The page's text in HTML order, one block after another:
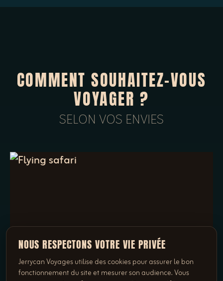
NOUS RESPECTONS VOTRE VIE PRIVÉE
Jerrycan Voyages utilise des cookies pour assurer le bon
fonctionnement du site et mesurer son audience. Vous
COMMENT SOUHAITEZ-VOUS
VOYAGER ?
SELON VOS ENVIES